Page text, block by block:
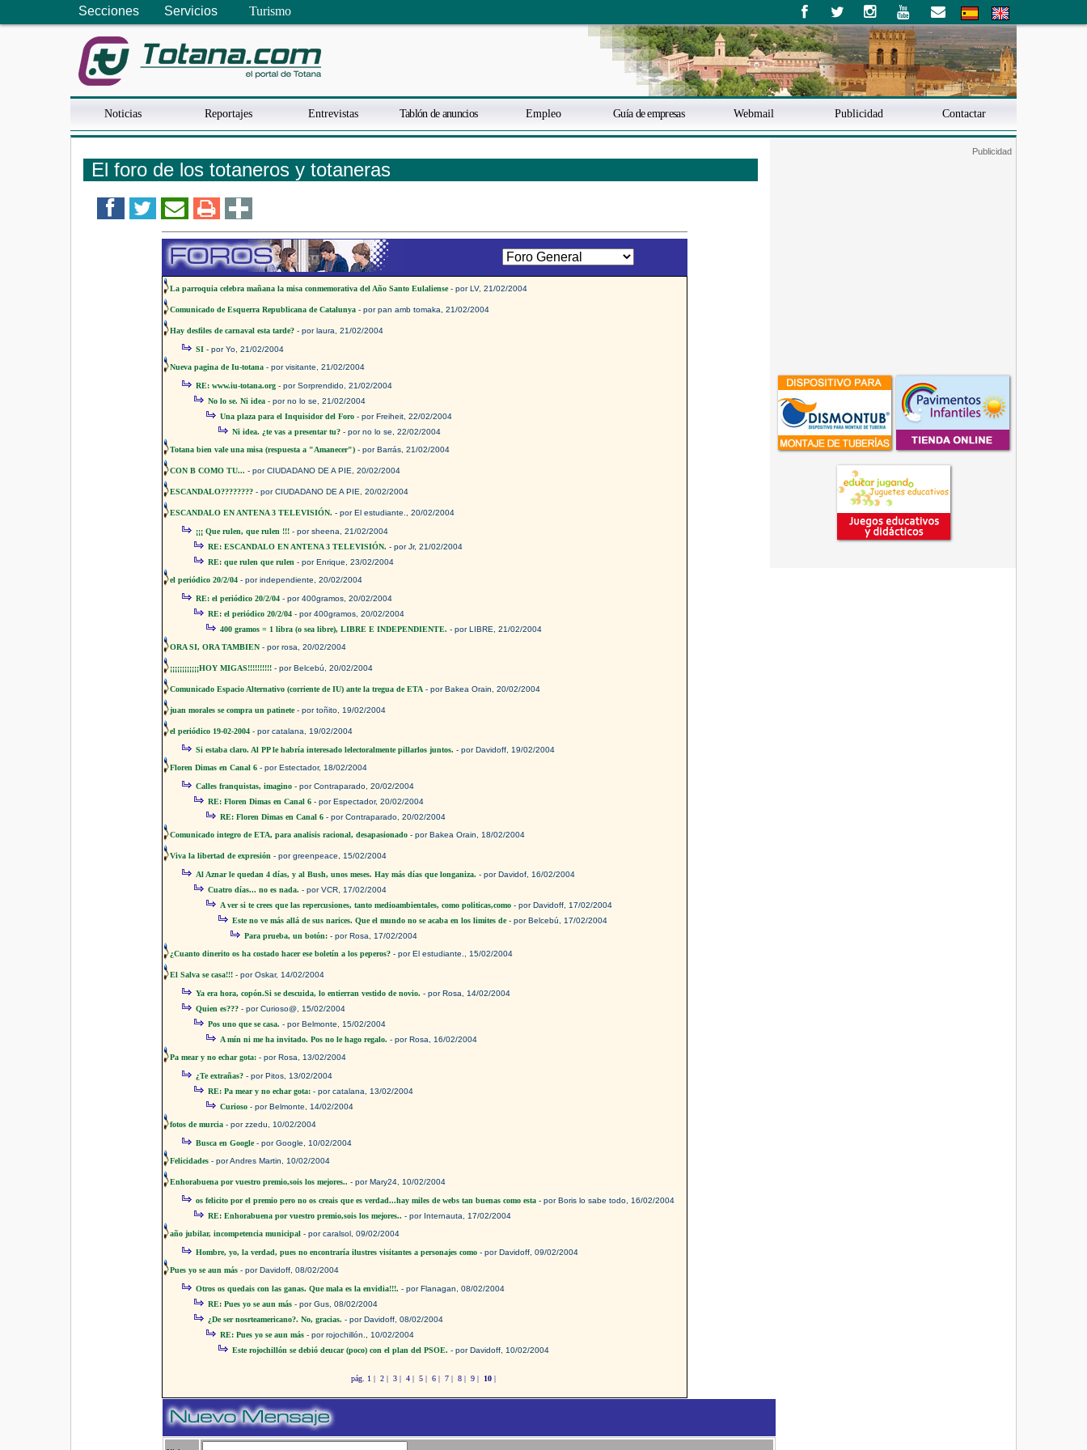
Secciones Servicios Turismo
Noticias Reportajes Entrevistas Tablón de anuncios Empleo Guía de empresas Webmail Publicidad Contactar
El foro de los totaneros y totaneras
La parroquia celebra mañana la misa conmemorativa del Año Santo Eulaliense- por LV, 21/02/2004
Comunicado de Esquerra Republicana de Catalunya - por pan amb tomaka, 21/02/2004
Hay desfiles de carnaval esta tarde? - por laura, 21/02/2004
SI - por Yo, 21/02/2004
Nueva pagina de Iu-totana - por visitante, 21/02/2004
RE: www.iu-totana.org - por Sorprendido, 21/02/2004
No lo se. Ni idea - por no lo se, 21/02/2004
Una plaza para el Inquisidor del Foro - por Freiheit, 22/02/2004
Ni idea. ¿te vas a presentar tu? - por no lo se, 22/02/2004
Totana bien vale una misa (respuesta a "Amanecer") - por Barrás, 21/02/2004
CON B COMO TU... - por CIUDADANO DE A PIE, 20/02/2004
ESCANDALO???????? - por CIUDADANO DE A PIE, 20/02/2004
ESCANDALO EN ANTENA 3 TELEVISIÓN. - por El estudiante., 20/02/2004
¡¡¡ Que rulen, que rulen !!! - por sheena, 21/02/2004
RE: ESCANDALO EN ANTENA 3 TELEVISIÓN. - por Jr, 21/02/2004
RE: que rulen que rulen - por Enrique, 23/02/2004
el periódico 20/2/04 - por independiente, 20/02/2004
RE: el periódico 20/2/04 - por 400gramos, 20/02/2004
RE: el periódico 20/2/04 - por 400gramos, 20/02/2004
400 gramos = 1 libra (o sea libre), LIBRE E INDEPENDIENTE. - por LIBRE, 21/02/2004
ORA SI, ORA TAMBIEN - por rosa, 20/02/2004
¡¡¡¡¡¡¡¡¡¡¡¡HOY MIGAS!!!!!!!!!! - por Belcebú, 20/02/2004
Comunicado Espacio Alternativo (corriente de IU) ante la tregua de ETA - por Bakea Orain, 20/02/2004
juan morales se compra un patinete- por toñito, 19/02/2004
el periódico 19-02-2004 - por catalana, 19/02/2004
Si estaba claro. Al PP le habría interesado lelectoralmente pillarlos juntos. - por Davidoff, 19/02/2004
Floren Dimas en Canal 6 - por Estectador, 18/02/2004
Calles franquistas, imagino - por Contraparado, 20/02/2004
RE: Floren Dimas en Canal 6 - por Espectador, 20/02/2004
RE: Floren Dimas en Canal 6 - por Contraparado, 20/02/2004
Comunicado integro de ETA, para analisis racional, desapasionado - por Bakea Orain, 18/02/2004
Viva la libertad de expresión - por greenpeace, 15/02/2004
Al Aznar le quedan 4 días, y al Bush, unos meses. Hay más días que longaniza. - por Davidof, 16/02/2004
Cuatro días... no es nada. - por VCR, 17/02/2004
A ver si te crees que las repercusiones, tanto medioambientales, como politicas,como - por Davidoff, 17/02/2004
Este no ve más allá de sus narices. Que el mundo no se acaba en los limites de- por Belcebú, 17/02/2004
Para prueba, un botón: - por Rosa, 17/02/2004
¿Cuanto dinerito os ha costado hacer ese boletín a los peperos? - por El estudiante., 15/02/2004
El Salva se casa!!! - por Oskar, 14/02/2004
Ya era hora, copón.Si se descuida, lo entierran vestido de novio. - por Rosa, 14/02/2004
Quien es??? - por Curioso@, 15/02/2004
Pos uno que se casa. - por Belmonte, 15/02/2004
A mín ni me ha invitado. Pos no le hago regalo. - por Rosa, 16/02/2004
Pa mear y no echar gota: - por Rosa, 13/02/2004
¿Te extrañas? - por Pitos, 13/02/2004
RE: Pa mear y no echar gota: - por catalana, 13/02/2004
Curioso - por Belmonte, 14/02/2004
fotos de murcia - por zzedu, 10/02/2004
Busca en Google- por Google, 10/02/2004
Felicidades - por Andres Martin, 10/02/2004
Enhorabuena por vuestro premio,sois los mejores.. - por Mary24, 10/02/2004
os felicito por el premio pero no os creais que es verdad...hay miles de webs tan buenas como esta - por Boris lo sabe todo, 16/02/2004
RE: Enhorabuena por vuestro premio,sois los mejores.. - por Internauta, 17/02/2004
año jubilar, incompetencia municipal - por caralsol, 09/02/2004
Hombre, yo, la verdad, pues no encontraría ilustres visitantes a personajes como- por Davidoff, 09/02/2004
Pues yo se aun más - por Davidoff, 08/02/2004
Otros os quedais con las ganas. Que mala es la envidia!!!. - por Flanagan, 08/02/2004
RE: Pues yo se aun más - por Gus, 08/02/2004
¿De ser nosrteamericano?. No, gracias. - por Davidoff, 08/02/2004
RE: Pues yo se aun más - por rojochillón., 10/02/2004
Este rojochillón se debió deucar (poco) con el plan del PSOE. - por Davidoff, 10/02/2004
pág. 1 |2 |3 |4 |5 |6 |7 |8 |9 | 10 |